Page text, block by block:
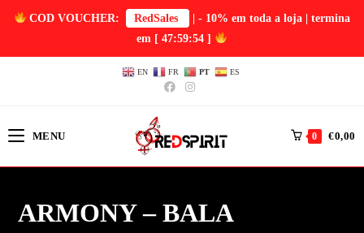
COD VOUCHER: RedSales
| - 10% em toda a loja | termina
em [ 47:59:53 ]
EN FR PT ES
MENU 0 €0,00
ARMONY – BALA